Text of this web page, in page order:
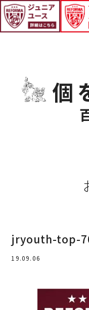
個
jryouth-top-
19.09.06